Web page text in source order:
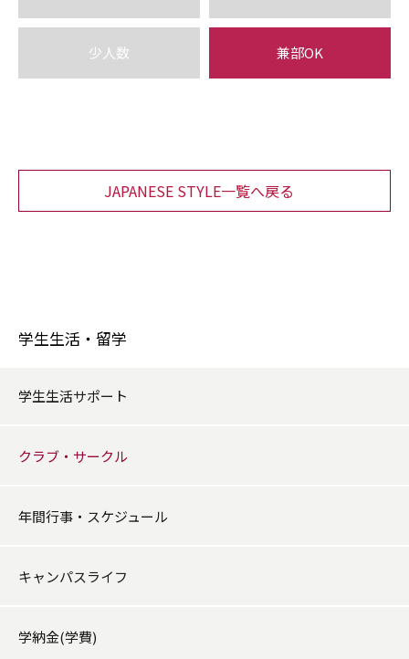
少人数 兼部OK
JAPANESE STYLE一覧へ戻る
学生生活・留学
学生生活サポート
クラブ・サークル
年間行事・スケジュール
キャンパスライフ
学納金(学費)